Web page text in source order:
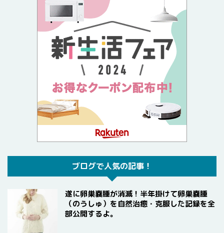
ブログで人気の記事！
遂に卵巣嚢腫が消滅！半年掛けて卵巣嚢腫
（のうしゅ）を自然治癒・克服した記録を全
部公開するよ。